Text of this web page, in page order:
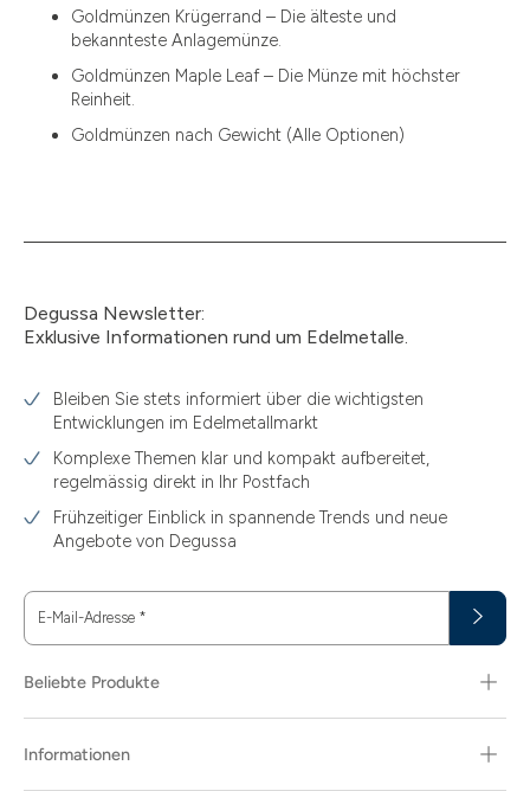
13.77
15.55
15.60
3.05
3.11
3.12
3.44
3.58
3.66
30
Goldmünzen Krügerrand – Die älteste und
bekannteste Anlagemünze.
Goldmünzen Maple Leaf – Die Münze mit höchster
Reinheit.
Goldmünzen nach Gewicht (Alle Optionen)
Degussa Newsletter:
Exklusive Informationen rund um Edelmetalle.
Bleiben Sie stets informiert über die wichtigsten
Entwicklungen im Edelmetallmarkt
Komplexe Themen klar und kompakt aufbereitet,
regelmässig direkt in Ihr Postfach
Frühzeitiger Einblick in spannende Trends und neue
Angebote von Degussa
E-Mail-Adresse *
Beliebte Produkte
Informationen